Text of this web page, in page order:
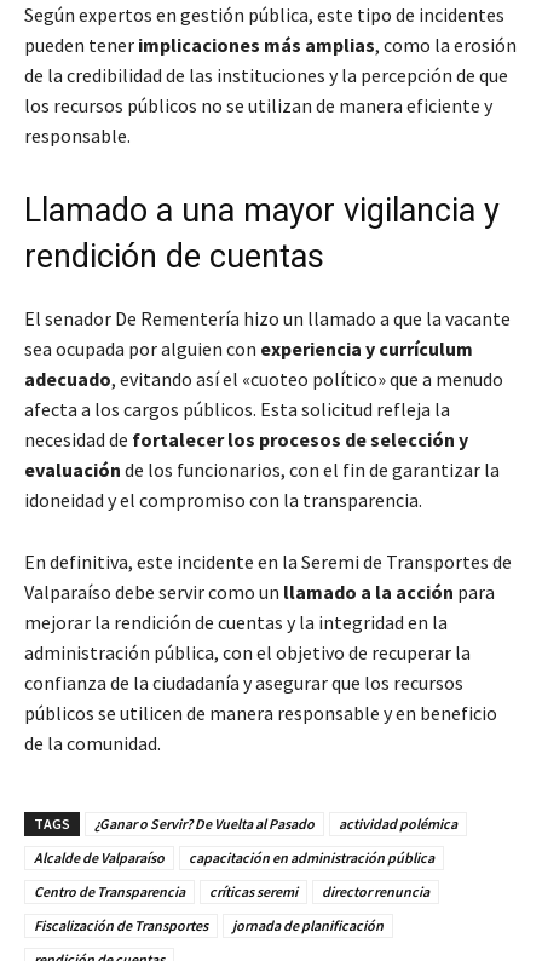
Según expertos en gestión pública, este tipo de incidentes
pueden tener implicaciones más amplias, como la erosión
de la credibilidad de las instituciones y la percepción de que
los recursos públicos no se utilizan de manera eficiente y
responsable.
Llamado a una mayor vigilancia y
rendición de cuentas
El senador De Rementería hizo un llamado a que la vacante
sea ocupada por alguien con experiencia y currículum
adecuado, evitando así el «cuoteo político» que a menudo
afecta a los cargos públicos. Esta solicitud refleja la
necesidad de fortalecer los procesos de selección y
evaluación de los funcionarios, con el fin de garantizar la
idoneidad y el compromiso con la transparencia.
En definitiva, este incidente en la Seremi de Transportes de
Valparaíso debe servir como un llamado a la acción para
mejorar la rendición de cuentas y la integridad en la
administración pública, con el objetivo de recuperar la
confianza de la ciudadanía y asegurar que los recursos
públicos se utilicen de manera responsable y en beneficio
de la comunidad.
TAGS ¿Ganar o Servir? De Vuelta al Pasado
actividad polémica
Alcalde de Valparaíso
capacitación en administración pública
Centro de Transparencia
críticas seremi
director renuncia
Fiscalización de Transportes
jornada de planificación